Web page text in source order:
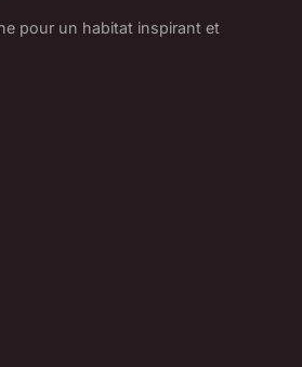
pour un habitat inspirant et